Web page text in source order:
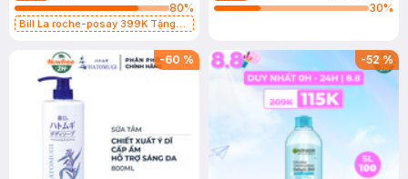
80%
Bill La roche-posay 399K Tặng
(SL có hạn)
30%
-60 % -52%